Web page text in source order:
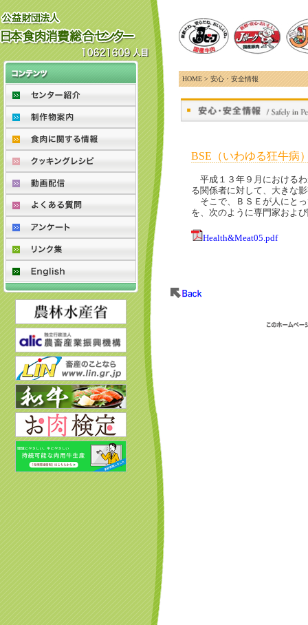
HOME > 安心・安全情報
BSE（いわゆる狂牛病
平成１３年９月における
る関係者に対して、大きな
そこで、ＢＳＥが人にと
を、次のように専門家およ
Health&Meat05.pdf